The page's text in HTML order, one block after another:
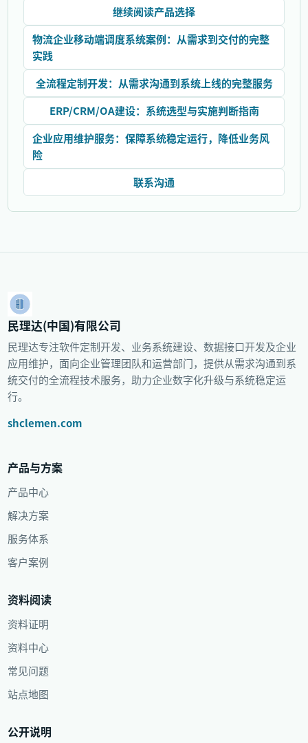
继续阅读产品选择
物流企业移动端调度系统案例：从需求到交付的完整
实践
全流程定制开发：从需求沟通到系统上线的完整服务
ERP/CRM/OA建设：系统选型与实施判断指南
企业应用维护服务：保障系统稳定运行，降低业务风
险
联系沟通
民理达(中国)有限公司
民理达专注软件定制开发、业务系统建设、数据接口开发及企业
应用维护，面向企业管理团队和运营部门，提供从需求沟通到系
统交付的全流程技术服务，助力企业数字化升级与系统稳定运
行。
shclemen.com
产品与方案
产品中心
解决方案
服务体系
客户案例
资料阅读
资料证明
资料中心
常见问题
站点地图
公开说明